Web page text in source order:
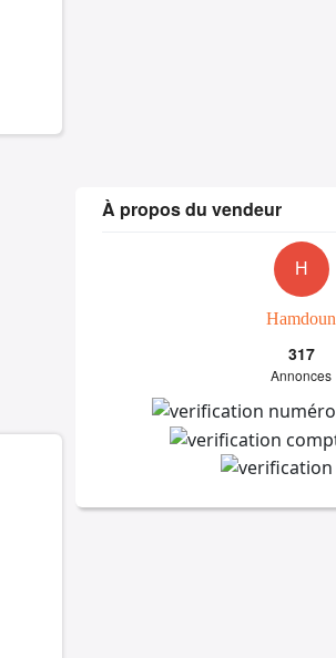
À propos du vendeur
H
Hamdoun
317
Annonces